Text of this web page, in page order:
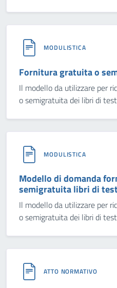
MODULISTICA
Fornitura gratuita o
Il modello da utilizzare per
o semigratuita dei libri di
MODULISTICA
Modello di domanda
semigratuita libri di
Il modello da utilizzare per
o semigratuita dei libri di
ATTO NORMATIVO